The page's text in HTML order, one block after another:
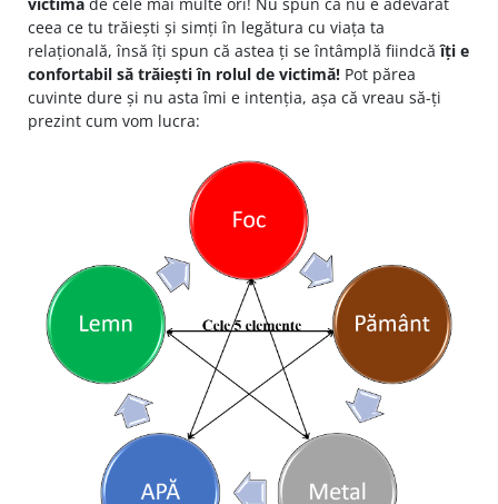
ceea ce tu trăiești și simți în legătura cu viața ta
relațională, însă îți spun că astea ți se întâmplă fiindcăîți e
confortabil să trăiești în rolul de victimă! Pot părea
cuvinte dure și nu asta îmi e intenția, așa că vreau să-ți
prezint cum vom lucra: